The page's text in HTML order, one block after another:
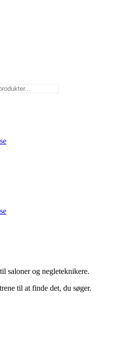
saloner og negleteknikere.
til at finde det, du søger.